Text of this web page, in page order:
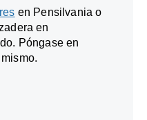
en Pensilvania o
en
Póngase en